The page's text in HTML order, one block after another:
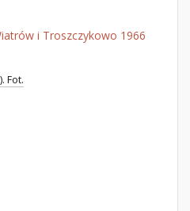
i Troszczykowo 1966
Fot.